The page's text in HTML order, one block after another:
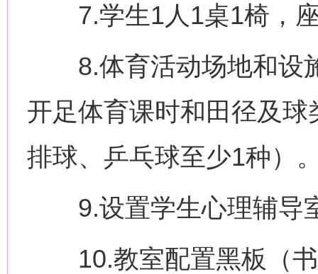
7.学生1人1桌1椅，座
8.体育活动场地和设
开足体育课时和田径及
排球、乒乓球至少1种）
9.设置学生心理辅导
10.教室配置黑板（书